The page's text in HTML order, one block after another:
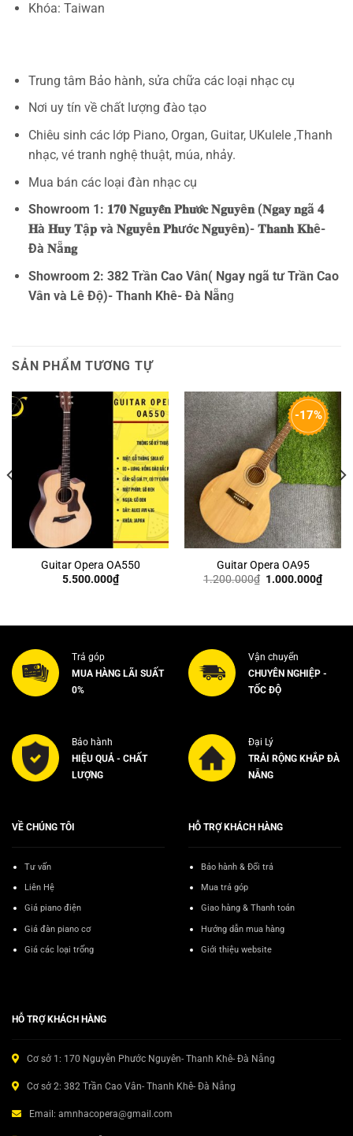
Khóa: Taiwan
Trung tâm Bảo hành, sửa chữa các loại nhạc cụ
Nơi uy tín về chất lượng đào tạo
Chiêu sinh các lớp Piano, Organ, Guitar, UKulele ,Thanh
nhạc, vé tranh nghệ thuật, múa, nhảy.
Mua bán các loại đàn nhạc cụ
Showroom 1: 𝟏𝟕𝟎 𝐍𝐠𝐮𝐲𝐞̂̃𝐧 𝐏𝐡𝐮̛𝐨̛́𝐜 𝐍𝐠𝐮𝐲ê𝐧 (𝐍𝐠𝐚𝐲 𝐧𝐠ã 𝟒
𝐇à 𝐇𝐮𝐲 𝐓ậ𝐩 𝐯à 𝐍𝐠𝐮𝐲ễ𝐧 𝐏𝐡ướ𝐜 𝐍𝐠𝐮𝐲ê𝐧)- 𝐓𝐡𝐚𝐧𝐡 𝐊𝐡ê-
Đà 𝐍ẵ𝐧𝐠
Showroom 2: 382 Trần Cao Vân( Ngay ngã tư Trần Cao
Vân và Lê Độ)- Thanh Khê- Đà Nẵng
SẢN PHẨM TƯƠNG TỰ
Guitar Opera OA550
5.500.000₫
-17%
Guitar Opera OA95
1.200.000₫ Giá
1.000.000₫Giá
hiện
Trả góp
MUA HÀNG LÃI SUẤT
0%
Vận chuyển
CHUYÊN NGHIỆP -
TỐC ĐỘ
Bảo hành
HIỆU QUẢ - CHẤT
LƯỢNG
Đại Lý
TRẢI RỘNG KHẮP ĐÀ
NẴNG
VỀ CHÚNG TÔI
Tư vấn
Liên Hệ
Giá piano điện
Giá đàn piano cơ
Giá các loại trống
HỖ TRỢ KHÁCH HÀNG
Bảo hành & Đổi trả
Mua trả góp
Giao hàng & Thanh toán
Hướng dẫn mua hàng
Giới thiệu website
HỖ TRỢ KHÁCH HÀNG
Cơ sở 1: 170 Nguyễn Phước Nguyên- Thanh Khê- Đà Nẵng
Cơ sở 2: 382 Trần Cao Vân- Thanh Khê- Đà Nẵng
Email: amnhacopera@gmail.com